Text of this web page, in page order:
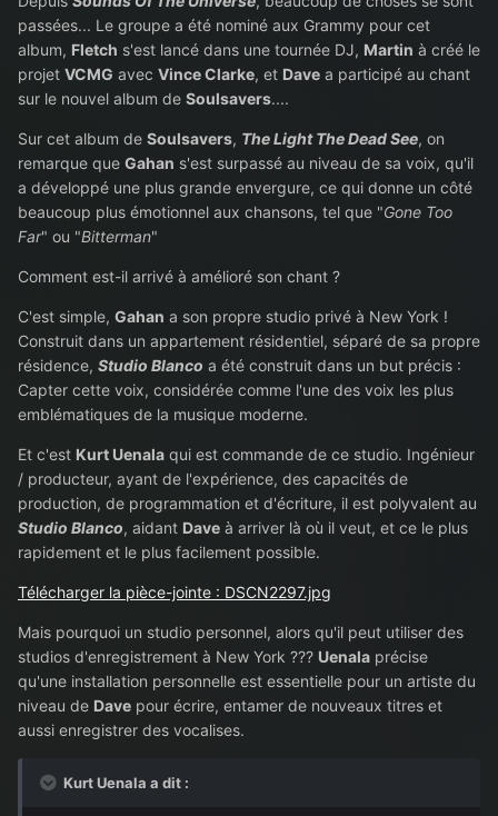
passées... Le groupe a été nominé aux Grammy pour cet
album, Fletch s'est lancé dans une tournée DJ, Martin à créé le
projet VCMG avec Vince Clarke, et Dave a participé au chant
sur le nouvel album de Soulsavers....
Sur cet album de Soulsavers, The Light The Dead See, on
remarque que Gahan s'est surpassé au niveau de sa voix, qu'il
a développé une plus grande envergure, ce qui donne un côté
beaucoup plus émotionnel aux chansons, tel que "Gone Too
Far" ou "Bitterman"
Comment est-il arrivé à amélioré son chant ?
C'est simple, Gahan a son propre studio privé à New York !
Construit dans un appartement résidentiel, séparé de sa propre
résidence, Studio Blanco a été construit dans un but précis :
Capter cette voix, considérée comme l'une des voix les plus
emblématiques de la musique moderne.
Et c'est Kurt Uenala qui est commande de ce studio. Ingénieur
/ producteur, ayant de l'expérience, des capacités de
production, de programmation et d'écriture, il est polyvalent au
Studio Blanco, aidant Dave à arriver là où il veut, et ce le plus
rapidement et le plus facilement possible.
Télécharger la pièce-jointe : DSCN2297.jpg
Mais pourquoi un studio personnel, alors qu'il peut utiliser des
studios d'enregistrement à New York ??? Uenala précise
qu'une installation personnelle est essentielle pour un artiste du
niveau de Dave pour écrire, entamer de nouveaux titres et
aussi enregistrer des vocalises.
Kurt Uenala a dit :